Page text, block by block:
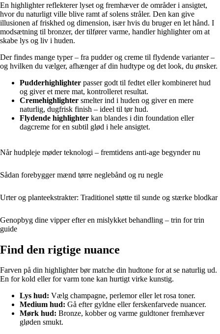
En highlighter reflekterer lyset og fremhæver de områder i ansigtet,
hvor du naturligt ville blive ramt af solens stråler. Den kan give
illusionen af friskhed og dimension, især hvis du bruger en let hånd. I
modsætning til bronzer, der tilfører varme, handler highlighter om at
skabe lys og liv i huden.
Der findes mange typer – fra pudder og creme til flydende varianter –
og hvilken du vælger, afhænger af din hudtype og det look, du ønsker.
Pudderhighlighter passer godt til fedtet eller kombineret hud
og giver et mere mat, kontrolleret resultat.
Cremehighlighter smelter ind i huden og giver en mere
naturlig, dugfrisk finish – ideel til tør hud.
Flydende highlighter kan blandes i din foundation eller
dagcreme for en subtil glød i hele ansigtet.
Når hudpleje møder teknologi – fremtidens anti-age begynder nu
Sådan forebygger mænd tørre neglebånd og ru negle
Urter og planteekstrakter: Traditionel støtte til sunde og stærke blodkar
Genopbyg dine vipper efter en mislykket behandling – trin for trin
guide
Find den rigtige nuance
Farven på din highlighter bør matche din hudtone for at se naturlig ud.
En for kold eller for varm tone kan hurtigt virke kunstig.
Lys hud: Vælg champagne, perlemor eller let rosa toner.
Medium hud: Gå efter gyldne eller ferskenfarvede nuancer.
Mørk hud: Bronze, kobber og varme guldtoner fremhæver
gløden smukt.